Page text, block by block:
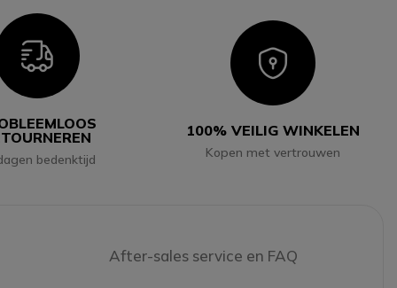
Icon
bedenktijd
Icon
100% VEILIG WINKELEN
Kopen met vertrouwen
After-sales service en FAQ